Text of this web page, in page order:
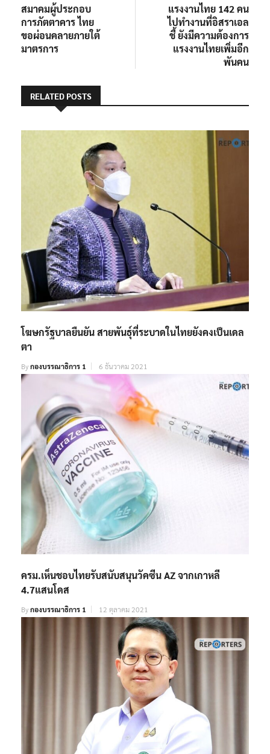
สมาคมผู้ประกอบ
การภัตตาคาร ไทย
ขอผ่อนคลายภายใต้
มาตรการ
แรงงานไทย 142 คน
ไปทำงานที่อิสราเอล
ชี้ ยังมีความต้องการ
แรงงานไทยเพิ่มอีก
พันคน
RELATED POSTS
โฆษกรัฐบาลยืนยัน สายพันธ์ุที่ระบาดในไทยยังคงเป็นเดล
ตา
Byกองบรรณาธิการ 1 6 ธันวาคม 2021
ครม.เห็นชอบไทยรับสนับสนุนวัคซีน AZ จากเกาหลี
4.7แสนโดส
Byกองบรรณาธิการ 1 12 ตุลาคม 2021